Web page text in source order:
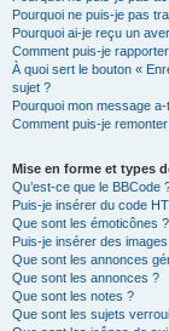
Pourquoi ne puis-je pas
Pourquoi ai-je reçu un
Comment puis-je
À quoi sert le bouton «
sujet ?
Pourquoi mon message
Comment puis-je
Mise en forme et types
Qu’est-ce que le BBCode
Puis-je insérer du code
Que sont les émoticônes ?
Puis-je insérer des
Que sont les annonces
Que sont les annonces ?
Que sont les notes ?
Que sont les sujets